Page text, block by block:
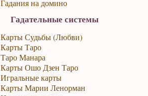
Гадания на домино
Гадательные системы
Карты Судьбы (Любви)
Карты Таро
Таро Манара
Карты Ошо Дзен Таро
Игральные карты
Карты Марии Ленорман